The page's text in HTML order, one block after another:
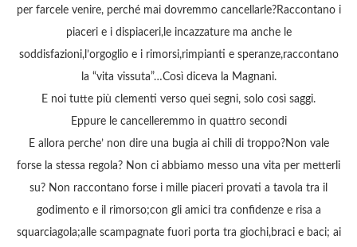
per farcele venire, perché mai dovremmo cancellarle?Raccontano i
piaceri e i dispiaceri,le incazzature ma anche le
soddisfazioni,l’orgoglio e i rimorsi,rimpianti e speranze,raccontano
la “vita vissuta”…Così diceva la Magnani.
E noi tutte più clementi verso quei segni, solo così saggi.
Eppure le cancelleremmo in quattro secondi
E allora perche’ non dire una bugia ai chili di troppo?Non vale
forse la stessa regola? Non ci abbiamo messo una vita per metterli
su? Non raccontano forse i mille piaceri provati a tavola tra il
godimento e il rimorso;con gli amici tra confidenze e risa a
squarciagola;alle scampagnate fuori porta tra giochi,braci e baci; ai